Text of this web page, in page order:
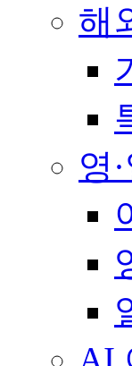
해
영